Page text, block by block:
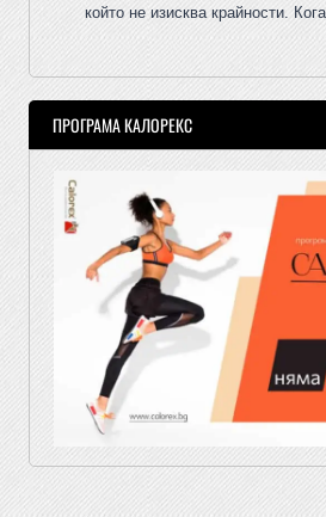
който не изисква крайности.
ПРОГРАМА КАЛОРЕКС